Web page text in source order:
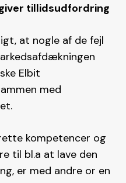
tillidsudfordring
at nogle af de fejl
Elbit
med
kompetencer og
til bl.a at lave den
er med andre or en